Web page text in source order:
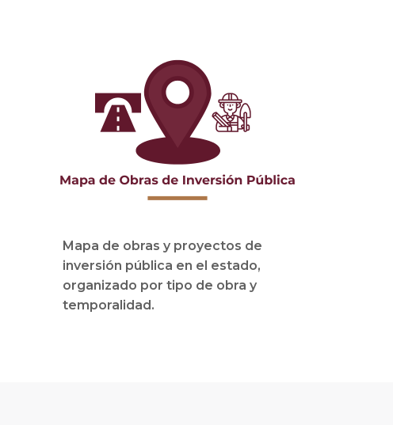
Mapa de obras y proyectos de
inversión pública en el estado,
organizado por tipo de obra y
temporalidad.